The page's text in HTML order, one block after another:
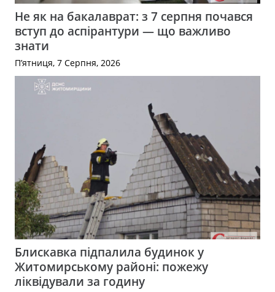
Не як на бакалаврат: з 7 серпня почався
вступ до аспірантури — що важливо
знати
П’ятниця, 7 Серпня, 2026
Блискавка підпалила будинок у
Житомирському районі: пожежу
ліквідували за годину